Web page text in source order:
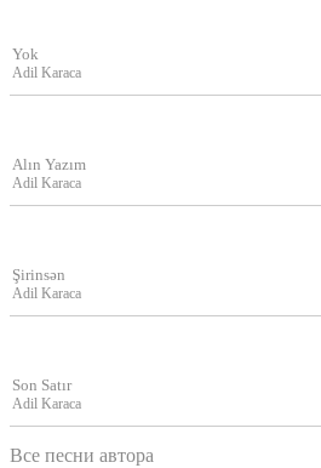
Yok
Adil Karaca
Alın Yazım
Adil Karaca
Şirinsən
Adil Karaca
Son Satır
Adil Karaca
Все песни автора